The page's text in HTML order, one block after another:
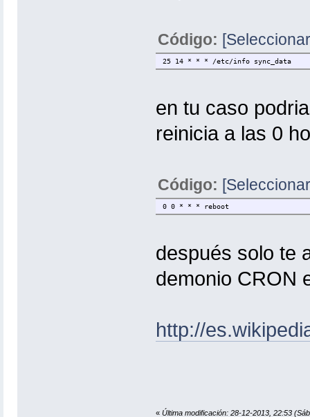
Código:
25 14 * * * /etc/info sync_data
en tu caso
reinicia a las 0
Código:
0 0 * * * reboot
después solo te
demonio CRON
http://
« Última modificación: 28-12-2013, 22:53